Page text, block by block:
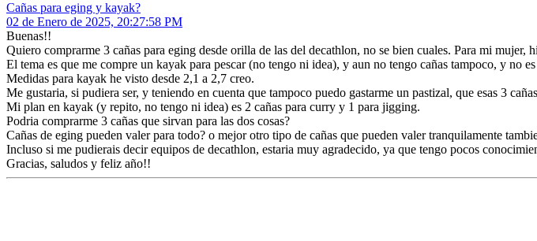
Cañas para eging y kayak?
02 de Enero de 2025, 20:27:58 PM
Buenas!!
Quiero comprarme 3 cañas para eging desde orilla de las del decathlon, no se bien cuales. Para mi mujer,
El tema es que me compre un kayak para pescar (no tengo ni idea), y aun no tengo cañas tampoco, y no
Medidas para kayak he visto desde 2,1 a 2,7 creo.
Me gustaria, si pudiera ser, y teniendo en cuenta que tampoco puedo gastarme un pastizal, que esas 3
Mi plan en kayak (y repito, no tengo ni idea) es 2 cañas para curry y 1 para jigging.
Podria comprarme 3 cañas que sirvan para las dos cosas?
Cañas de eging pueden valer para todo? o mejor otro tipo de cañas que pueden valer tranquilamente
Incluso si me pudierais decir equipos de decathlon, estaria muy agradecido, ya que tengo pocos
Gracias, saludos y feliz año!!